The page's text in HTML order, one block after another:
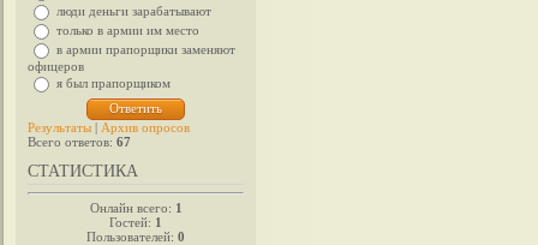
люди деньги зарабатывают
только в армии им место
в армии прапорщики заменяют
офицеров
я был прапорщиком
Результаты | Архив опросов
Всего ответов: 67
СТАТИСТИКА
Онлайн всего: 1
Гостей: 1
Пользователей: 0